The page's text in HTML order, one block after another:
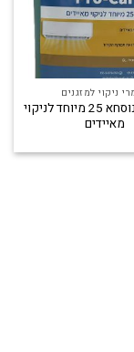
ניקוי למזגנים
pro- care נוסחא 25 מיוחד לניקוי
מאיידים